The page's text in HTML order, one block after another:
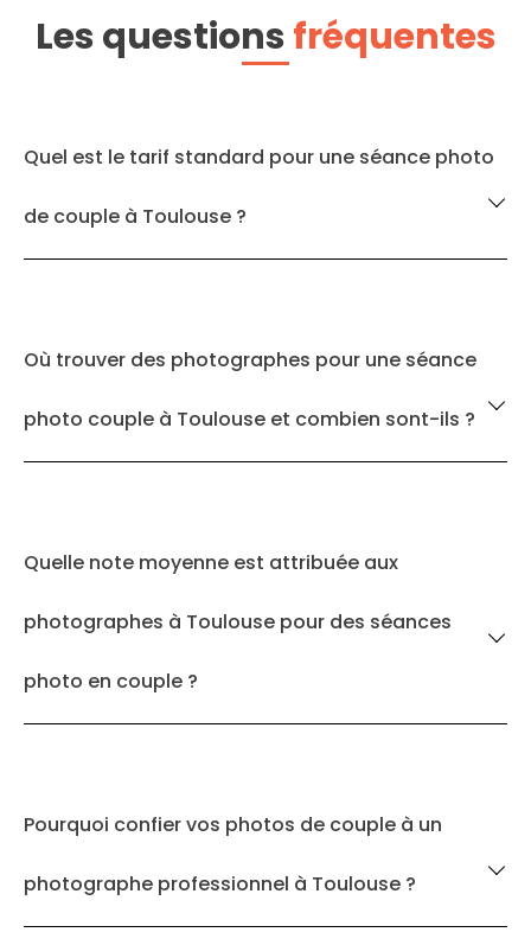
Les questionsfréquentes
Quel est le tarif standard pour une séance photo
de couple à Toulouse ?
Où trouver des photographes pour une séance
photo couple à Toulouse et combien sont-ils ?
Quelle note moyenne est attribuée aux
photographes à Toulouse pour des séances
photo en couple ?
Pourquoi confier vos photos de couple à un
photographe professionnel à Toulouse ?